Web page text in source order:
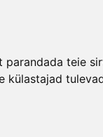
teie
külastajad